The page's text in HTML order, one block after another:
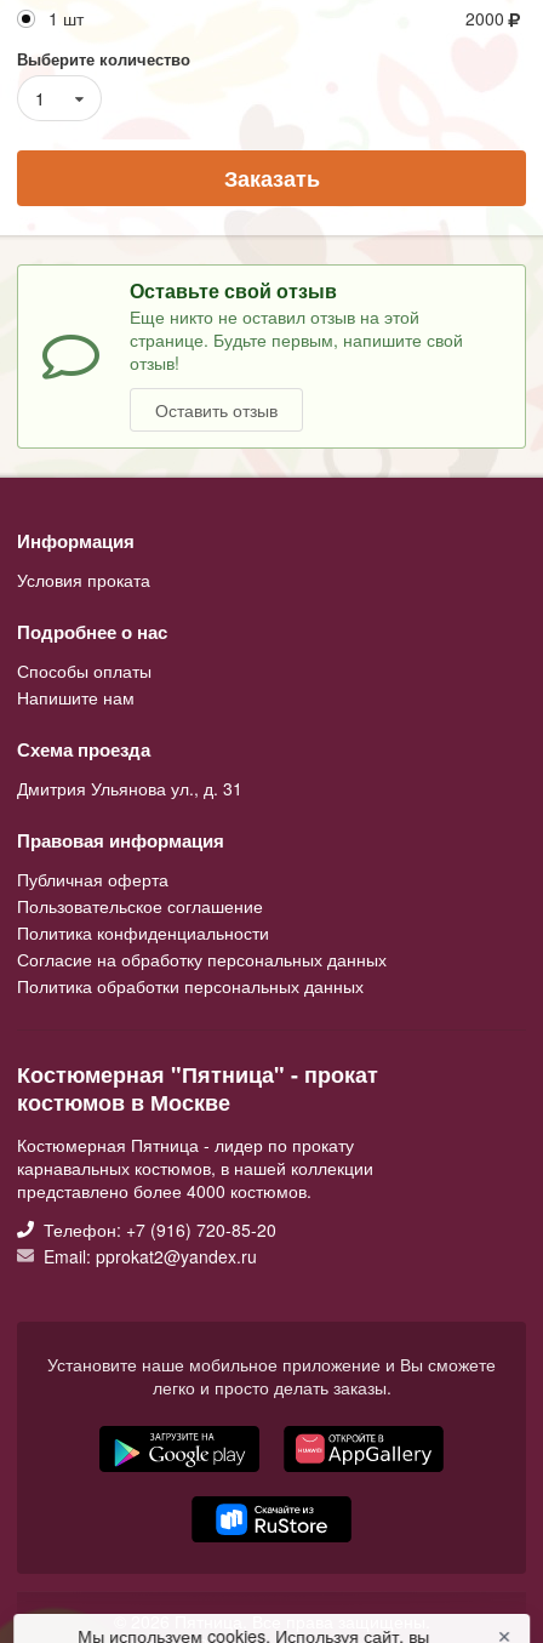
1 шт 2000
Выберите количество
1
Заказать
Оставьте свой отзыв
Еще никто не оставил отзыв на этой
странице. Будьте первым, напишите свой
отзыв!
Оставить отзыв
Информация
Условия проката
Подробнее о нас
Способы оплаты
Напишите нам
Схема проезда
Дмитрия Ульянова ул., д. 31
Правовая информация
Публичная оферта
Пользовательское соглашение
Политика конфиденциальности
Согласие на обработку персональных данных
Политика обработки персональных данных
Костюмерная "Пятница" - прокат
костюмов в Москве
Костюмерная Пятница - лидер по прокату
карнавальных костюмов, в нашей коллекции
представлено более 4000 костюмов.
Телефон: +7 (916) 720-85-20
Email: pprokat2@yandex.ru
Установите наше мобильное приложение и Вы сможете
легко и просто делать заказы.
© 2026 Пятница. Все права защищены.
Мы используем cookies. Используя сайт, вы ✕